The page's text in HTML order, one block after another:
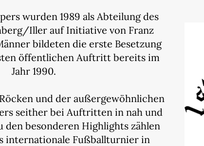
wurden 1989 als Abteilung des
Iller auf Initiative von Franz
bildeten die erste Besetzung
öffentlichen Auftritt bereits im
Jahr 1990.
und der außergewöhnlichen
seither bei Auftritten in nah und
den besonderen Highlights zählen
internationale Fußballturnier in